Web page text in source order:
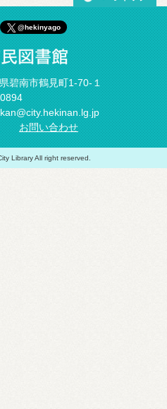
@hekinyago
碧南市鶴見町1-70-１
お問い合わせ
Library All right reserved.